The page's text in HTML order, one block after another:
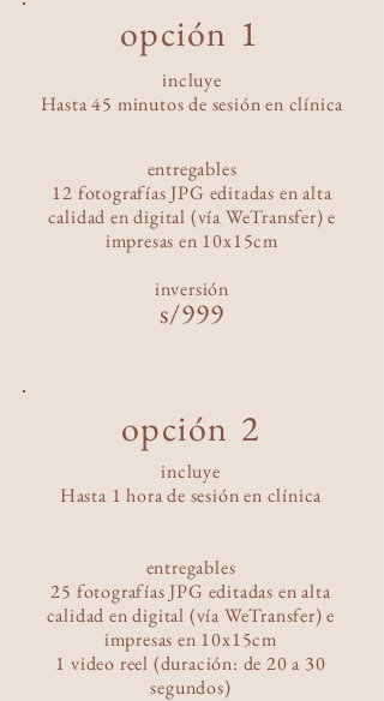
opción 1
incluye
Hasta 45 minutos de sesión en clínica
entregables
12 fotografías JPG editadas en alta
calidad en digital (vía WeTransfer) e
impresas en 10x15cm
inversión
s/999
opción 2
incluye
Hasta 1 hora de sesión en clínica
entregables
25 fotografías JPG editadas en alta
calidad en digital (vía WeTransfer) e
impresas en 10x15cm
1 video reel (duración: de 20 a 30
segundos)